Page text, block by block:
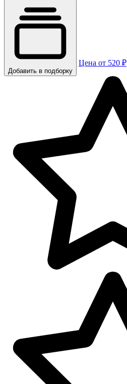
Добавить в подборку
Цена от 520 ₽